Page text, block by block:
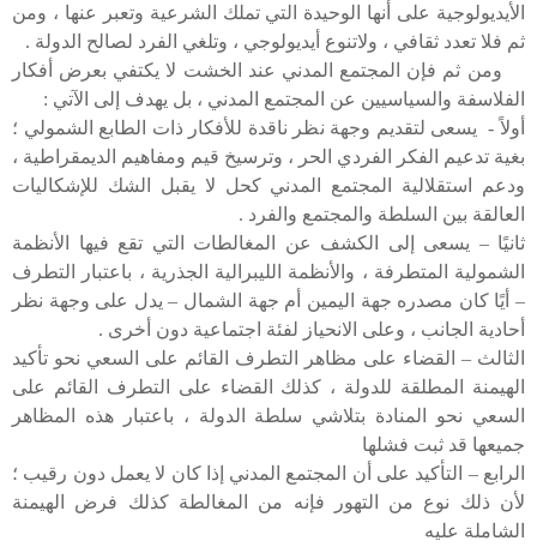
الأيديولوجية على أنها الوحيدة التي تملك الشرعية وتعبر عنها ، ومن
ثم فلا تعدد ثقافي ، ولاتنوع أيديولوجي ، وتلغي الفرد لصالح الدولة .
ومن ثم فإن المجتمع المدني عند الخشت لا يكتفي بعرض أفكار
الفلاسفة والسياسيين عن المجتمع المدني ، بل يهدف إلى الآتي :
أولاً - يسعى لتقديم وجهة نظر ناقدة للأفكار ذات الطابع الشمولي ؛
بغية تدعيم الفكر الفردي الحر ، وترسيخ قيم ومفاهيم الديمقراطية ،
ودعم استقلالية المجتمع المدني كحل لا يقبل الشك للإشكاليات
العالقة بين السلطة والمجتمع والفرد .
ثانيًا – يسعى إلى الكشف عن المغالطات التي تقع فيها الأنظمة
الشمولية المتطرفة ، والأنظمة الليبرالية الجذرية ، باعتبار التطرف
– أيًا كان مصدره جهة اليمين أم جهة الشمال – يدل على وجهة نظر
أحادية الجانب ، وعلى الانحياز لفئة اجتماعية دون أخرى .
الثالث – القضاء على مظاهر التطرف القائم على السعي نحو تأكيد
الهيمنة المطلقة للدولة ، كذلك القضاء على التطرف القائم على
السعي نحو المنادة بتلاشي سلطة الدولة ، باعتبار هذه المظاهر
جميعها قد ثبت فشلها
الرابع – التأكيد على أن المجتمع المدني إذا كان لا يعمل دون رقيب ؛
لأن ذلك نوع من التهور فإنه من المغالطة كذلك فرض الهيمنة
الشاملة عليه